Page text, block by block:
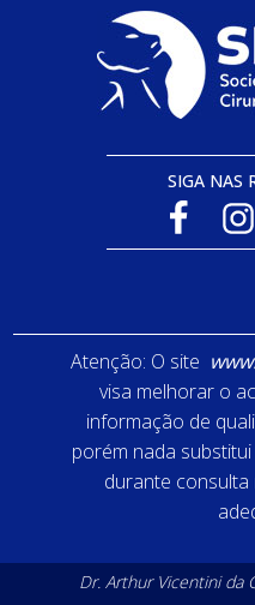
SIGA NAS
Atenção: O site
visa melhorar o
informação de
porém nada
durante consulta
Dr. Arthur Vicentini da